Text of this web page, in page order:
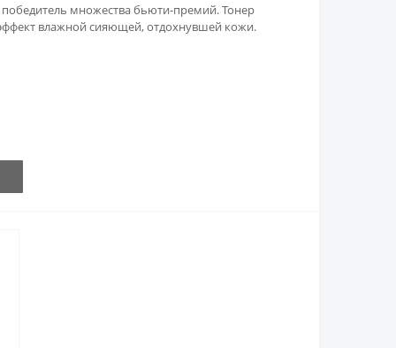
множества бьюти-премий. Тонер
влажной сияющей, отдохнувшей кожи.